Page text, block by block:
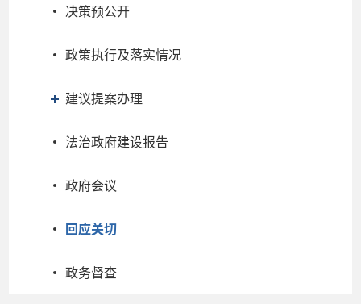
决策预公开
政策执行及落实情况
建议提案办理
法治政府建设报告
政府会议
回应关切
政务督查